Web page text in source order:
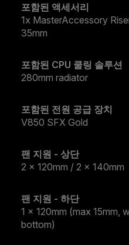
포함된 액세서리
1x MasterAccessory
35mm
포함된 CPU 쿨링 솔루션
280mm radiator
포함된 전원 공급 장치
V850 SFX Gold
팬 지원 - 상단
2 x 120mm / 2 x 140mm
팬 지원 - 하단
1 x 120mm (max 15mm,
bottom)